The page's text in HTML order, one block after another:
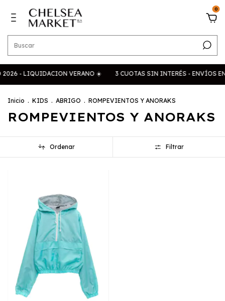
0
2026 - LIQUIDACION VERANO ☀️ 3 CUOTAS SIN INTERÉS - ENVÍOS
Inicio . KIDS . ABRIGO . ROMPEVIENTOS Y ANORAKS
ROMPEVIENTOS Y ANORAKS
Ordenar Filtrar